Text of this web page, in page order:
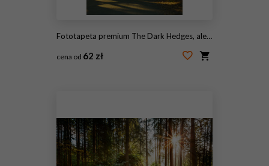
Fototapeta premium The Dark Hedges, aleja buków wzdłuż Bregagh Road w hrabstwie Antrim. Atrakcje turystyczne w północnej Irlandii.
cena od 62 zł